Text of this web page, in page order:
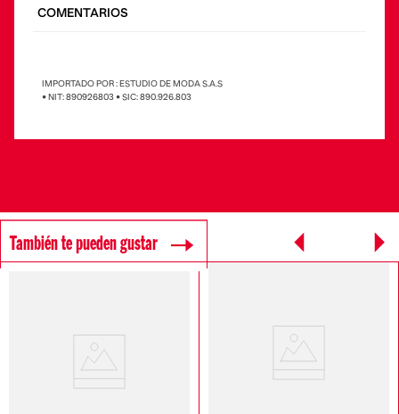
COMENTARIOS
IMPORTADO POR : ESTUDIO DE MODA S.A.S
• NIT: 890926803 • SIC: 890.926.803
También te pueden gustar